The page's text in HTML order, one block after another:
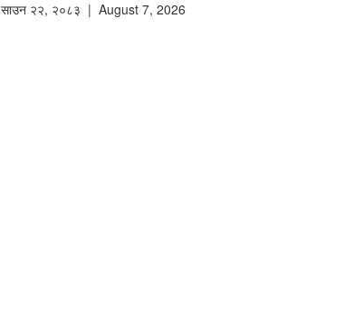
साउन २२, २०८३ | August 7, 2026